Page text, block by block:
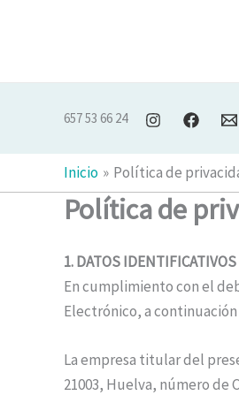
657 53 66 24
Inicio Política de
Política de
1. DATOS IDENTIFICATIVOS
En cumplimiento con el
Electrónico, a
La empresa titular del
21003, Huelva, número de